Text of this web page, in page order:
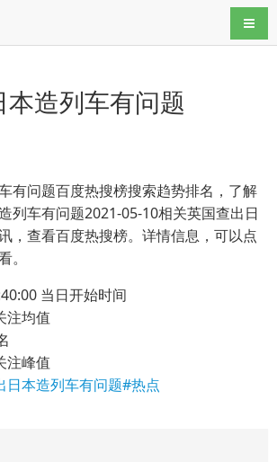
导航
造列车有问题
有问题百度热搜榜搜索趋势排名，了解
列车有问题2021-05-10相关英国查出日
，查看百度热搜榜。详情信息，可以点
。
当日开始时间
注均值
注峰值
日本造列车有问题#热点